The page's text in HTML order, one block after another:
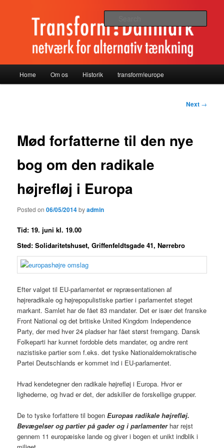
TransformDanmark
Skip
content
Home Om os Historik transform!europe
Post
Next →
Mød forfatterne til den nye
bog om den radikale
højrefløj i Europa
Posted on06/05/2014byadmin
Tid: 19. juni kl. 19.00
Sted: Solidaritetshuset, Griffenfeldtsgade 41, Nørrebro
Efter valget til EU-parlamentet er repræsentationen af
højreradikale og højrepopulistiske partier i parlamentet steget
markant. Samlet har de fået 83 mandater. Det er især det franske
Front National og det britiske United Kingdom Independence
Party, der med hver 24 pladser har fået størst fremgang. Dansk
Folkeparti har kunnet fordoble dets mandater, og andre rent
nazistiske partier som f.eks. det tyske Nationaldemokratische
Partei Deutschlands er kommet ind i EU-parlamentet.
Hvad kendetegner den radikale højrefløj i Europa. Hvor er
lighederne, og hvad er det, der adskiller de forskellige grupper.
De to tyske forfattere til bogenEuropas radikale højrefløj.
Bevægelser og partier på gader og i parlamenterhar rejst
gennem 11 europæiske lande og giver i bogen et unikt indblik i